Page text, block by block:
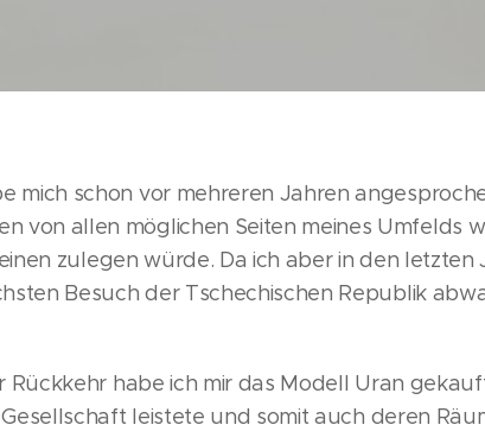
mich schon vor mehreren Jahren
von allen möglichen Seiten meines Umfelds
zulegen würde. Da ich aber in den letzten
Besuch der Tschechischen Republik
Rückkehr habe ich mir das Modell Uran
leistete und somit auch deren